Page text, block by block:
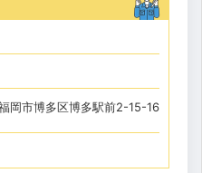
岡市博多区博多駅前2-15-16